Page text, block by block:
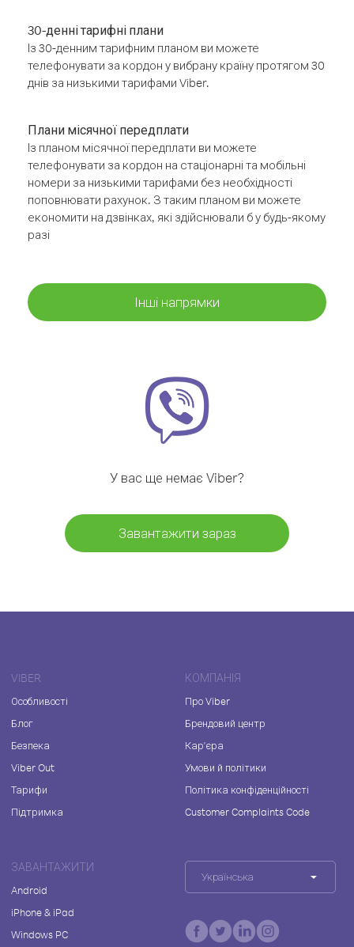
30-денні тарифні плани
Із 30-денним тарифним планом ви можете
телефонувати за кордон у вибрану країну протягом 30
днів за низькими тарифами Viber.
Плани місячної передплати
Із планом місячної передплати ви можете
телефонувати за кордон на стаціонарні та мобільні
номери за низькими тарифами без необхідності
поповнювати рахунок. З таким планом ви можете
економити на дзвінках, які здійснювали б у будь-якому
разі
Інші напрямки
У вас ще немає Viber?
Завантажити зараз
VIBER
Особливості
Блог
Безпека
Viber Out
Тарифи
Підтримка
КОМПАНІЯ
Про Viber
Брендовий центр
Кар'єра
Умови й політики
Політика конфіденційності
Customer Complaints Code
ЗАВАНТАЖИТИ
Android
iPhone & iPad
Windows PC
Українська